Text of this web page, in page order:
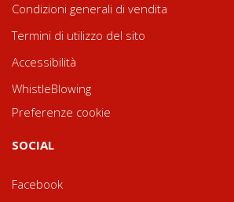
Condizioni generali di vendita
Termini di utilizzo del sito
Accessibilità
WhistleBlowing
Preferenze cookie
SOCIAL
Facebook